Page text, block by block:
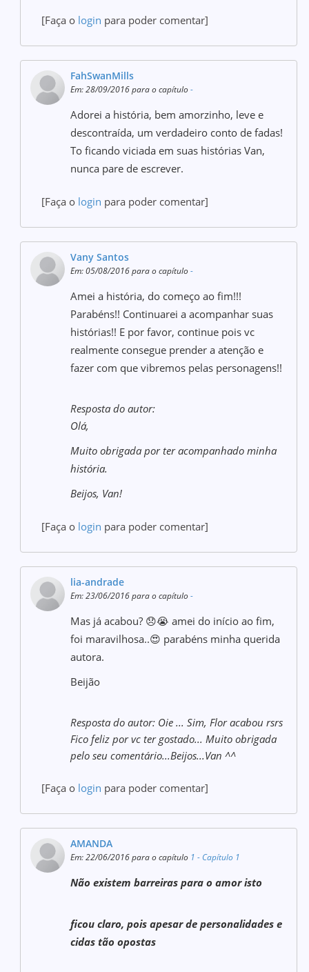
[Faça o login para poder comentar]
FahSwanMills
Em: 28/09/2016 para o capítulo-
Adorei a história, bem amorzinho, leve e
descontraída, um verdadeiro conto de fadas!
To ficando viciada em suas histórias Van,
nunca pare de escrever.
[Faça o login para poder comentar]
Vany Santos
Em: 05/08/2016 para o capítulo-
Amei a história, do começo ao fim!!!
Parabéns!! Continuarei a acompanhar suas
histórias!! E por favor, continue pois vc
realmente consegue prender a atenção e
fazer com que vibremos pelas personagens!!
Resposta do autor:
Olá,
Muito obrigada por ter acompanhado minha
história.
Beijos, Van!
[Faça o login para poder comentar]
lia-andrade
Em: 23/06/2016 para o capítulo-
Mas já acabou? 😞😭 amei do início ao fim,
foi maravilhosa..😍 parabéns minha querida
autora.
Beijão
Resposta do autor: Oie ... Sim, Flor acabou rsrs
Fico feliz por vc ter gostado... Muito obrigada
pelo seu comentário...Beijos...Van ^^
[Faça o login para poder comentar]
AMANDA
Em: 22/06/2016 para o capítulo 1 - Capítulo 1
Não existem barreiras para o amor isto
ficou claro, pois apesar de personalidades e
cidas tão opostas